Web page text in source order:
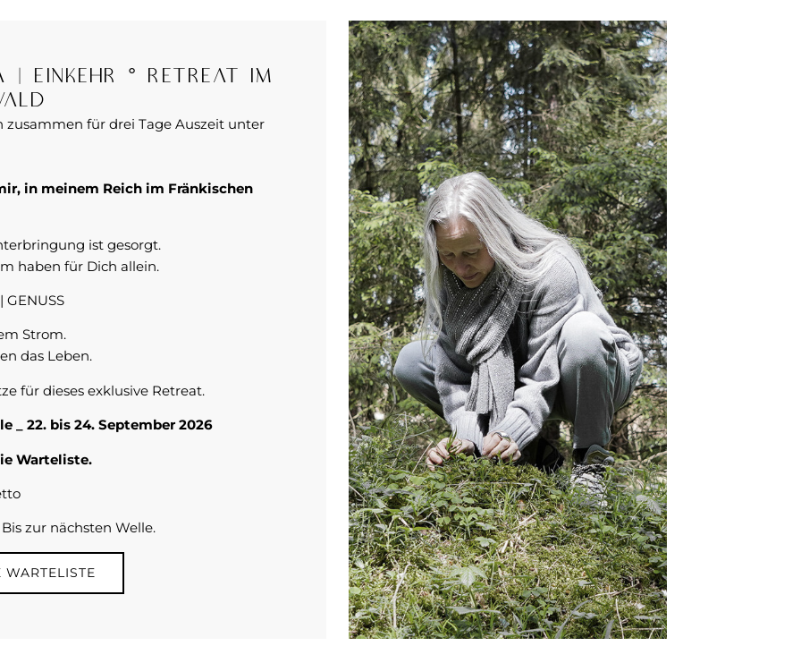
| Einkehr ° Retreat im
zusammen für drei Tage Auszeit unter
in meinem Reich im Fränkischen
ist gesorgt.
haben für Dich allein.
GENUSS
Strom.
das Leben.
für dieses exklusive Retreat.
_ 22. bis 24. September 2026
Warteliste.
zur nächsten Welle.